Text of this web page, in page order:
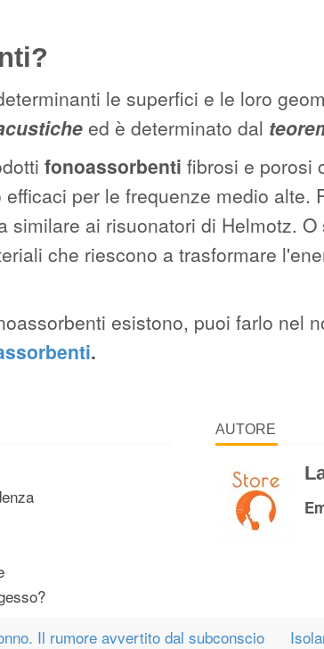
le superfici e le loro
ed è determinato dal
fonoassorbenti fibrosi e porosi
per le frequenze medio alte.
ai risuonatori di Helmotz.
che riescono a trasformare
esistono, puoi farlo nel
.
AUTORE
Il rumore avvertito dal subconscio